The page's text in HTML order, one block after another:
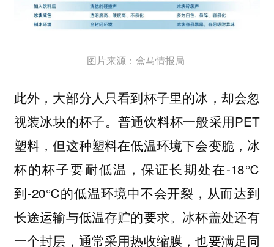
图片来源：盒马情报局
此外，大部分人只看到杯子里的冰，却会忽
视装冰块的杯子。普通饮料杯一般采用PET
塑料，但这种塑料在低温环境下会变脆，冰
杯的杯子要耐低温，保证长期处在-18℃
到-20℃的低温环境中不会开裂，从而达到
长途运输与低温存贮的要求。冰杯盖处还有
一个封层，通常采用热收缩膜，也要满足同